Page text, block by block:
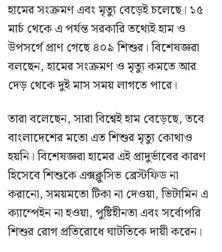
হামের সংক্রমণ এবং মৃত্যু বেড়েই চলেছে। ১৫
মার্চ থেকে এ পর্যন্ত সরকারি তথ্যেই হাম ও
উপসর্গে প্রাণ গেছে ৪০৯ শিশুর। বিশেষজ্ঞরা
বলছেন, হামের সংক্রমণ ও মৃত্যু কমতে আর
দেড় থেকে দুই মাস সময় লাগতে পারে।
তারা বলেছেন, সারা বিশ্বেই হাম বেড়েছে, তবে
বাংলাদেশের মতো এত শিশুর মৃত্যু কোথাও
হয়নি। বিশেষজ্ঞরা হামের এই প্রাদুর্ভাবের কারণ
হিসেবে শিশুকে এক্সক্লুসিভ ব্রেস্টফিড না
করানো, সময়মতো টিকা না দেওয়া, ভিটামিন এ
ক্যাম্পেইন না হওয়া, পুষ্টিহীনতা এবং সর্বোপরি
শিশুর রোগ প্রতিরোধে ঘাটতিকে দায়ী করেন।